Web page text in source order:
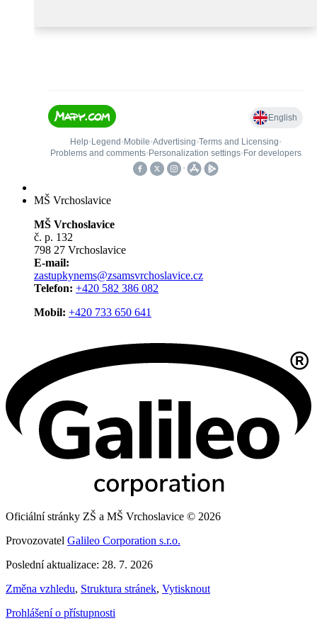
MŠ Vrchoslavice
MŠ Vrchoslavice
č. p. 132
798 27 Vrchoslavice
E-mail:
zastupkynems@zsamsvrchoslavice.cz
Telefon: +420 582 386 082
Mobil: +420 733 650 641
Oficiální stránky ZŠ a MŠ Vrchoslavice © 2026
Provozovatel Galileo Corporation s.r.o.
Poslední aktualizace: 28. 7. 2026
Změna vzhledu, Struktura stránek, Vytisknout
Prohlášení o přístupnosti